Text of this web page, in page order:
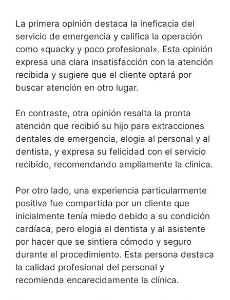
La primera opinión destaca la ineficacia del
servicio de emergencia y califica la operación
como «quacky y poco profesional». Esta opinión
expresa una clara insatisfacción con la atención
recibida y sugiere que el cliente optará por
buscar atención en otro lugar.
En contraste, otra opinión resalta la pronta
atención que recibió su hijo para extracciones
dentales de emergencia, elogia al personal y al
dentista, y expresa su felicidad con el servicio
recibido, recomendando ampliamente la clínica.
Por otro lado, una experiencia particularmente
positiva fue compartida por un cliente que
inicialmente tenía miedo debido a su condición
cardíaca, pero elogia al dentista y al asistente
por hacer que se sintiera cómodo y seguro
durante el procedimiento. Esta persona destaca
la calidad profesional del personal y
recomienda encarecidamente la clínica.